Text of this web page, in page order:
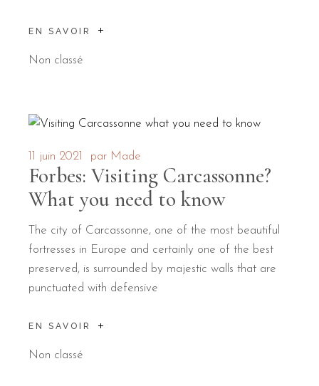
EN SAVOIR
Non classé
11 juin 2021 par Made
Forbes: Visiting Carcassonne?
What you need to know
The city of Carcassonne, one of the most beautiful
fortresses in Europe and certainly one of the best
preserved, is surrounded by majestic walls that are
punctuated with defensive
EN SAVOIR
Non classé